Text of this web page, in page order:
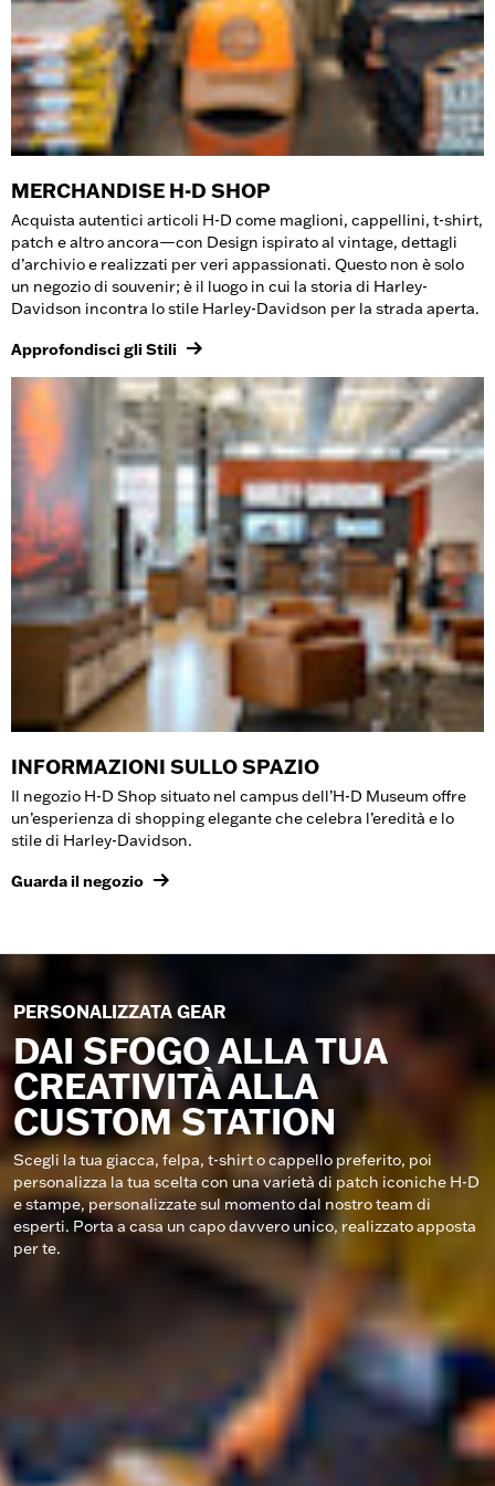
MERCHANDISE H-D SHOP
Acquista autentici articoli H-D come maglioni, cappellini, t-shirt,
patch e altro ancora—con Design ispirato al vintage, dettagli
d’archivio e realizzati per veri appassionati. Questo non è solo
un negozio di souvenir; è il luogo in cui la storia di Harley-
Davidson incontra lo stile Harley-Davidson per la strada aperta.
Approfondisci gli Stili
INFORMAZIONI SULLO SPAZIO
Il negozio H-D Shop situato nel campus dell’H-D Museum offre
un’esperienza di shopping elegante che celebra l’eredità e lo
stile di Harley-Davidson.
Guarda il negozio
PERSONALIZZATA GEAR
DAI SFOGO ALLA TUA
CREATIVITÀ ALLA
CUSTOM STATION
Scegli la tua giacca, felpa, t-shirt o cappello preferito, poi
personalizza la tua scelta con una varietà di patch iconiche H-D
e stampe, personalizzate sul momento dal nostro team di
esperti. Porta a casa un capo davvero unico, realizzato apposta
per te.